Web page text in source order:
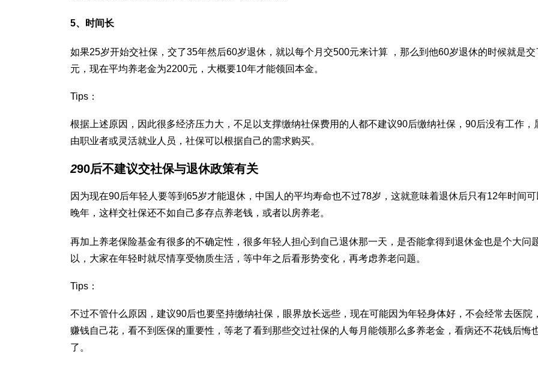
5、时间长
如果25岁开始交社保，交了35年然后60岁退休，就以每个月交500元来计算 ，那么到他60岁退休的时候就是交
元，现在平均养老金为2200元，大概要10年才能领回本金。
Tips：
根据上述原因，因此很多经济压力大，不足以支撑缴纳社保费用的人都不建议90后缴纳社保，90后没有工作，
由职业者或灵活就业人员，社保可以根据自己的需求购买。
290后不建议交社保与退休政策有关
因为现在90后年轻人要等到65岁才能退休，中国人的平均寿命也不过78岁，这就意味着退休后只有12年时间
晚年，这样交社保还不如自己多存点养老钱，或者以房养老。
再加上养老保险基金有很多的不确定性，很多年轻人担心到自己退休那一天，是否能拿得到退休金也是个大问
以，大家在年轻时就尽情享受物质生活，等中年之后看形势变化，再考虑养老问题。
Tips：
不过不管什么原因，建议90后也要坚持缴纳社保，眼界放长远些，现在可能因为年轻身体好，不会经常去医院
赚钱自己花，看不到医保的重要性，等老了看到那些交过社保的人每月能领那么多养老金，看病还不花钱后悔
了。